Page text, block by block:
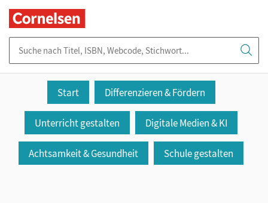
Start Differenzieren & Fördern
Unterricht gestalten Digitale Medien & KI
Achtsamkeit & Gesundheit Schule gestalten